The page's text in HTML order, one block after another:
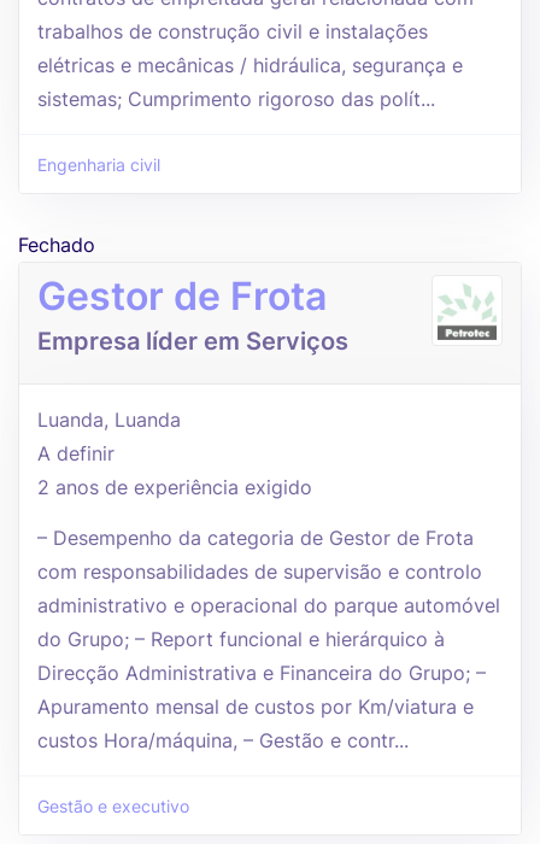
trabalhos de construção civil e instalações
elétricas e mecânicas / hidráulica, segurança e
sistemas; Cumprimento rigoroso das polít...
Engenharia civil
Fechado
Gestor de Frota
Empresa líder em Serviços
Luanda, Luanda
A definir
2 anos de experiência exigido
– Desempenho da categoria de Gestor de Frota
com responsabilidades de supervisão e controlo
administrativo e operacional do parque automóvel
do Grupo; – Report funcional e hierárquico à
Direcção Administrativa e Financeira do Grupo; –
Apuramento mensal de custos por Km/viatura e
custos Hora/máquina, – Gestão e contr...
Gestão e executivo